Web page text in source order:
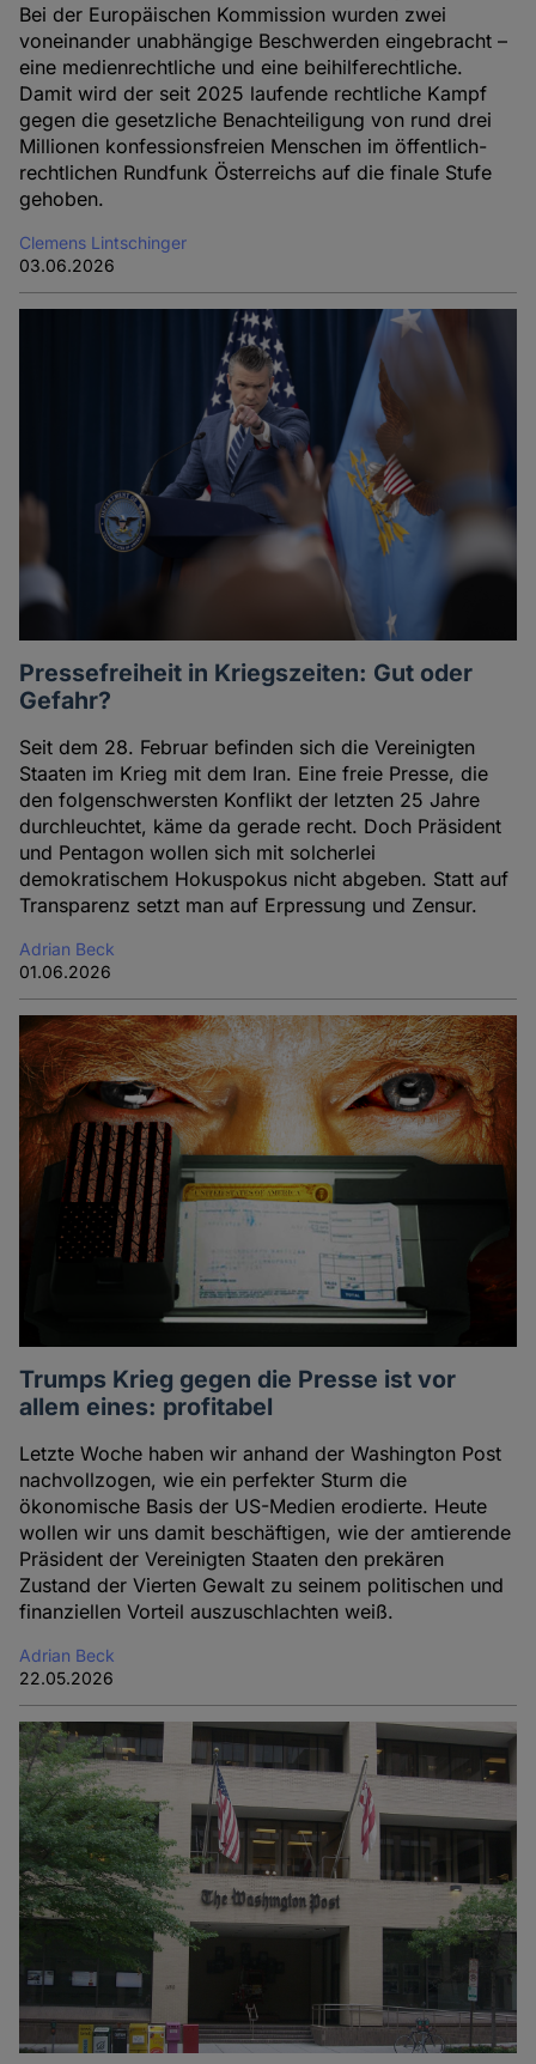
Bei der Europäischen Kommission wurden zwei
voneinander unabhängige Beschwerden eingebracht –
eine medienrechtliche und eine beihilferechtliche.
Damit wird der seit 2025 laufende rechtliche Kampf
gegen die gesetzliche Benachteiligung von rund drei
Millionen konfessionsfreien Menschen im öffentlich-
rechtlichen Rundfunk Österreichs auf die finale Stufe
gehoben.
Clemens Lintschinger
03.06.2026
Pressefreiheit in Kriegszeiten: Gut oder
Gefahr?
Seit dem 28. Februar befinden sich die Vereinigten
Staaten im Krieg mit dem Iran. Eine freie Presse, die
den folgenschwersten Konflikt der letzten 25 Jahre
durchleuchtet, käme da gerade recht. Doch Präsident
und Pentagon wollen sich mit solcherlei
demokratischem Hokuspokus nicht abgeben. Statt auf
Transparenz setzt man auf Erpressung und Zensur.
Adrian Beck
01.06.2026
Trumps Krieg gegen die Presse ist vor
allem eines: profitabel
Letzte Woche haben wir anhand der Washington Post
nachvollzogen, wie ein perfekter Sturm die
ökonomische Basis der US-Medien erodierte. Heute
wollen wir uns damit beschäftigen, wie der amtierende
Präsident der Vereinigten Staaten den prekären
Zustand der Vierten Gewalt zu seinem politischen und
finanziellen Vorteil auszuschlachten weiß.
Adrian Beck
22.05.2026